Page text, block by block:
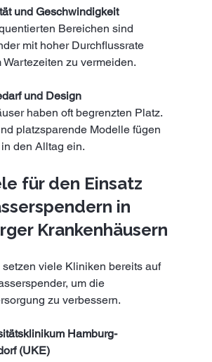
und Geschwindigkeit
mit hoher Durchflussrate
zu vermeiden.
und Design
platzsparende Modelle fügen
den Alltag ein.
für den Einsatz
in
Krankenhäusern
setzen viele Kliniken bereits auf
um die
zu verbessern.
Hamburg-
(UKE)